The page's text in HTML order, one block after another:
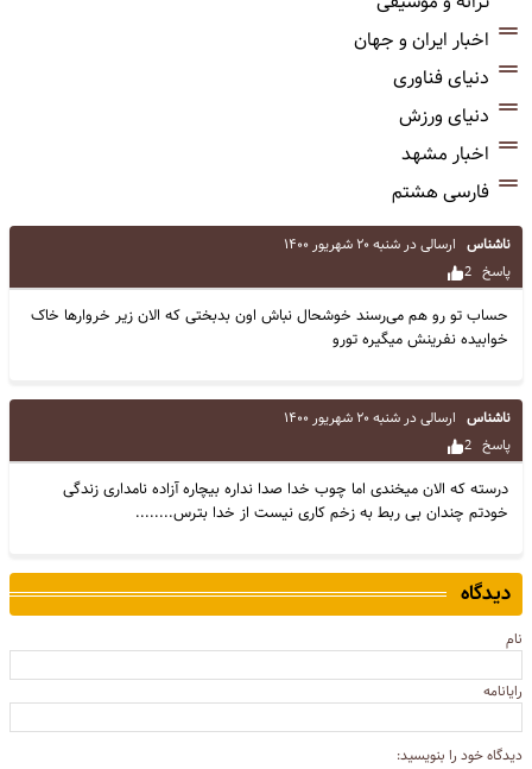
اخبار ایران و جهان
دنیای فناوری
دنیای ورزش
اخبار مشهد
فارسی هشتم
ناشناس ارسالی در شنبه ۲۰ شهریور ۱۴۰۰
پاسخ 2
حساب تو رو هم می‌رسند خوشحال نباش اون بدبختی که الان زیر خروارها خاک
خوابیده نفرینش میگیره تورو
ناشناس ارسالی در شنبه ۲۰ شهریور ۱۴۰۰
پاسخ 2
درسته که الان میخندی اما چوب خدا صدا نداره بیچاره آزاده نامداری زندگی
خودتم چندان بی ربط به زخم کاری نیست از خدا بترس........
دیدگاه
نام
رایانامه
دیدگاه خود را بنویسید: